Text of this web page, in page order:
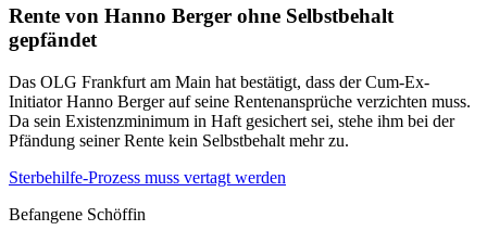
Rente von Hanno Berger ohne Selbstbehalt
gepfändet
Das OLG Frankfurt am Main hat bestätigt, dass der Cum-Ex-
Initiator Hanno Berger auf seine Rentenansprüche verzichten muss.
Da sein Existenzminimum in Haft gesichert sei, stehe ihm bei der
Pfändung seiner Rente kein Selbstbehalt mehr zu.
Sterbehilfe-Prozess muss vertagt werden
Befangene Schöffin